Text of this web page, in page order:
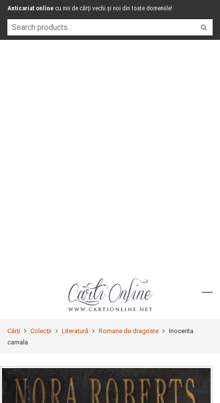
Anticariat online cu mii de cărți vechi și noi din toate domeniile!
Cărți Colecții Literatură Romane de dragoste
Inocenta
carnala